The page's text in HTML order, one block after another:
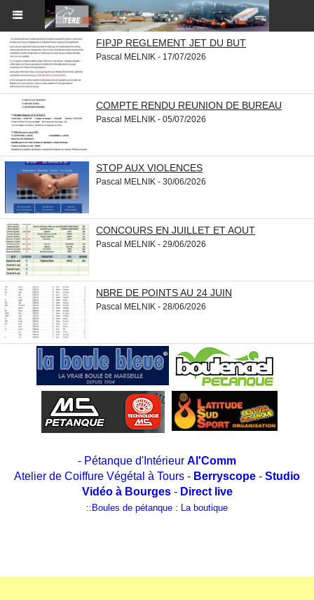
FIPJP REGLEMENT JET DU BUT
Pascal MELNIK - 17/07/2026
COMPTE RENDU REUNION DE BUREAU
Pascal MELNIK - 05/07/2026
STOP AUX VIOLENCES
Pascal MELNIK - 30/06/2026
CONCOURS EN JUILLET ET AOUT
Pascal MELNIK - 29/06/2026
NBRE DE POINTS AU 24 JUIN
Pascal MELNIK - 28/06/2026
- Pétanque d'Intérieur Al'Comm
Atelier de Coiffure Végétal à Tours - Berryscope - Studio
Vidéo à Bourges- Direct live
:: Boules de pétanque : La boutique